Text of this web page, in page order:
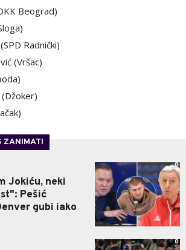
Beograd)
Radnički)
(Vršac)
ZANIMATI
Jokiću, neki
Pešić
gubi iako
0
0